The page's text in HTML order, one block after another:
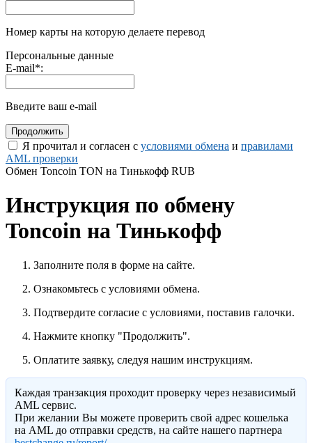
Номер карты на которую делаете перевод
Персональные данные
E-mail*:
Введите ваш e-mail
Я прочитал и согласен с условиями обмена и правилами
AML проверки
Обмен Toncoin TON на Тинькофф RUB
Инструкция по обмену
Toncoin на Тинькофф
Заполните поля в форме на сайте.
Ознакомьтесь с условиями обмена.
Подтвердите согласие с условиями, поставив галочки.
Нажмите кнопку "Продолжить".
Оплатите заявку, следуя нашим инструкциям.
Каждая транзакция проходит проверку через независимый
AML сервис.
При желании Вы можете проверить свой адрес кошелька
на AML до отправки средств, на сайте нашего партнера